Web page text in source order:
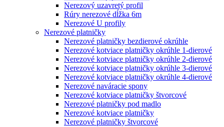
Nerezový uzavretý profil
Rúry nerezové dĺžka 6m
Nerezové U profily
Nerezové platničky
Nerezové platničky bezdierové okrúhle
Nerezové kotviace platničky okrúhle 1-dierové
Nerezové kotviace platničky okrúhle 2-dierové
Nerezové kotviace platničky okrúhle 3-dierové
Nerezové kotviace platničky okrúhle 4-dierové
Nerezové naváracie spony
Nerezové kotviace platničky štvorcové
Nerezové platničky pod madlo
Nerezové kotviace platničky
Nerezové platničky štvorcové